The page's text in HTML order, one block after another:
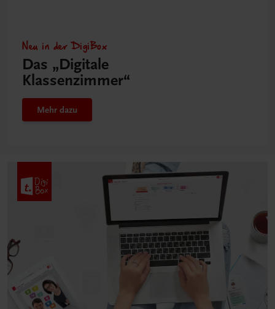
Neu in der DigiBox
Das „Digitale
Klassenzimmer“
Mehr dazu